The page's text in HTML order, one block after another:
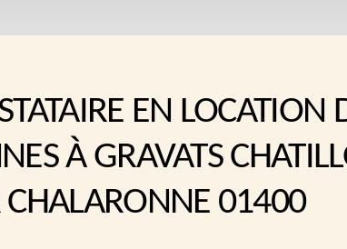
EN LOCATION
À GRAVATS
CHALARONNE 01400